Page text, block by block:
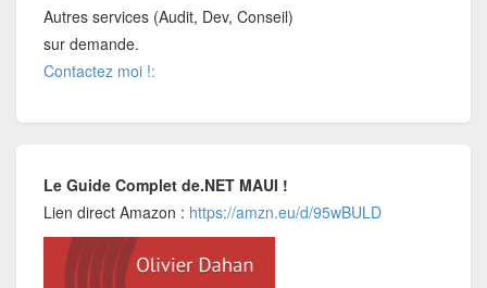
Autres services (Audit, Dev, Conseil)
sur demande.
Contactez moi !:
Le Guide Complet de.NET MAUI !
Lien direct Amazon : https://amzn.eu/d/95wBULD